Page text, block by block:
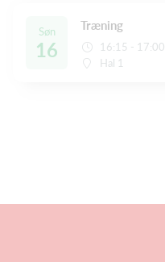
Søn
16
Træning
16:15 - 17:00
Hal 1